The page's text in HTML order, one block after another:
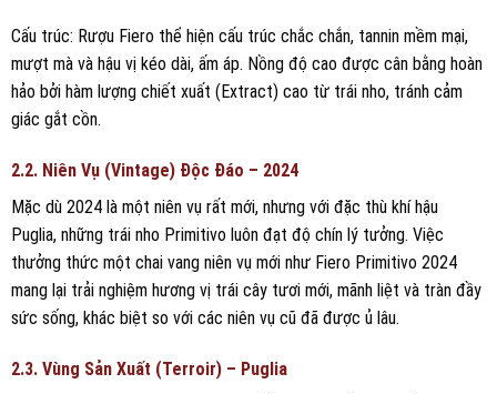
Cấu trúc: Rượu Fiero thể hiện cấu trúc chắc chắn, tannin mềm mại,
mượt mà và hậu vị kéo dài, ấm áp. Nồng độ cao được cân bằng hoàn
hảo bởi hàm lượng chiết xuất (Extract) cao từ trái nho, tránh cảm
giác gắt cồn.
2.2. Niên Vụ (Vintage) Độc Đáo – 2024
Mặc dù 2024 là một niên vụ rất mới, nhưng với đặc thù khí hậu
Puglia, những trái nho Primitivo luôn đạt độ chín lý tưởng. Việc
thưởng thức một chai vang niên vụ mới như Fiero Primitivo 2024
mang lại trải nghiệm hương vị trái cây tươi mới, mãnh liệt và tràn đầy
sức sống, khác biệt so với các niên vụ cũ đã được ủ lâu.
2.3. Vùng Sản Xuất (Terroir) – Puglia